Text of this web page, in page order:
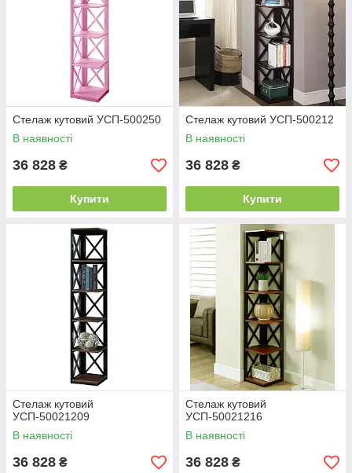
Стелаж кутовий УСП-500250
В наявності
36 828 ₴
Купити
Стелаж кутовий УСП-500212
В наявності
36 828 ₴
Купити
Стелаж кутовий
УСП-50021209
В наявності
36 828 ₴
Стелаж кутовий
УСП-50021216
В наявності
36 828 ₴